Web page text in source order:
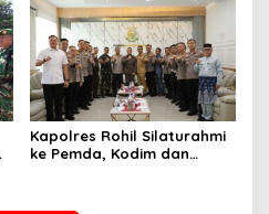
Sendayan
Kapolres Rohil Silaturahmi
ke Pemda, Kodim dan